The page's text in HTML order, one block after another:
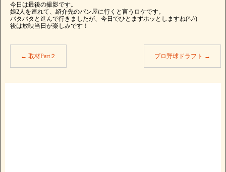
今日は最後の撮影です。
娘2人を連れて、紹介先のパン屋に行くと言うロケです。
バタバタと進んで行きましたが、今日でひとまずホッとしますね(^.^)
後は放映当日が楽しみです！
← 取材Part２ プロ野球ドラフト →